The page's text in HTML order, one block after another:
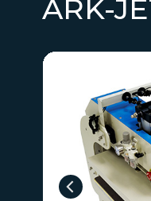
ARK-